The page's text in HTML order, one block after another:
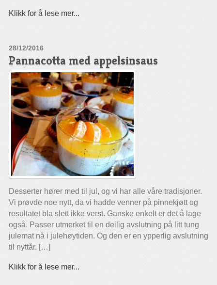
Klikk for å lese mer...
28/12/2016
Pannacotta med appelsinsaus
Desserter hører med til jul, og vi har alle våre tradisjoner.
Vi prøvde noe nytt, da vi hadde venner på pinnekjøtt og
resultatet bla slett ikke verst. Ganske enkelt er det å lage
også. Passer utmerket til en deilig avslutning på litt tung
julemat nå i julehøytiden. Og den er en ypperlig avslutning
til nyttår. […]
Klikk for å lese mer...